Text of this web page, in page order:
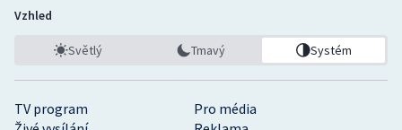
TV program
Pro média
Vzhled
Světlý Tmavý Systém